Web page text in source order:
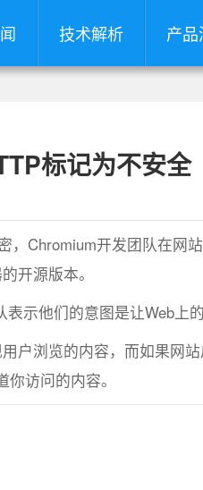
技术解析 产
标记为不安全
Chromium开发团队在网
开源版本。
他们的意图是让Web上的
浏览的内容，而如果网站
访问的内容。